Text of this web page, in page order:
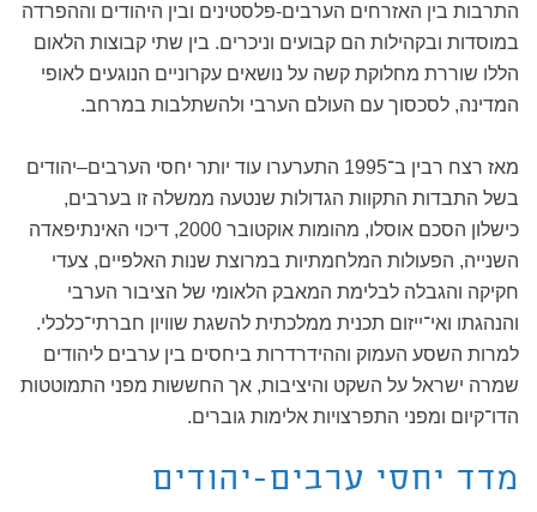
התרבות בין האזרחים הערבים-פלסטינים ובין היהודים וההפרדה
במוסדות ובקהילות הם קבועים וניכרים. בין שתי קבוצות הלאום
הללו שוררת מחלוקת קשה על נושאים עקרוניים הנוגעים לאופי
המדינה, לסכסוך עם העולם הערבי ולהשתלבות במרחב.
מאז רצח רבין ב־1995 התערערו עוד יותר יחסי הערבים–יהודים
בשל התבדות התקוות הגדולות שנטעה ממשלה זו בערבים,
כישלון הסכם אוסלו, מהומות אוקטובר 2000, דיכוי האינתיפאדה
השנייה, הפעולות המלחמתיות במרוצת שנות האלפיים, צעדי
חקיקה והגבלה לבלימת המאבק הלאומי של הציבור הערבי
והנהגתו ואי־ייזום תכנית ממלכתית להשגת שוויון חברתי־כלכלי.
למרות השסע העמוק וההידרדרות ביחסים בין ערבים ליהודים
שמרה ישראל על השקט והיציבות, אך החששות מפני התמוטטות
הדו־קיום ומפני התפרצויות אלימות גוברים.
מדד יחסי ערבים-יהודים